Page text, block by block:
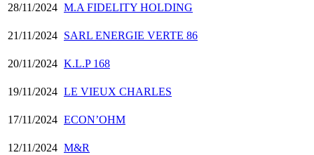
28/11/2024 M.A FIDELITY HOLDING
21/11/2024 SARL ENERGIE VERTE 86
20/11/2024 K.L.P 168
19/11/2024 LE VIEUX CHARLES
17/11/2024 ECON’OHM
12/11/2024 M&R